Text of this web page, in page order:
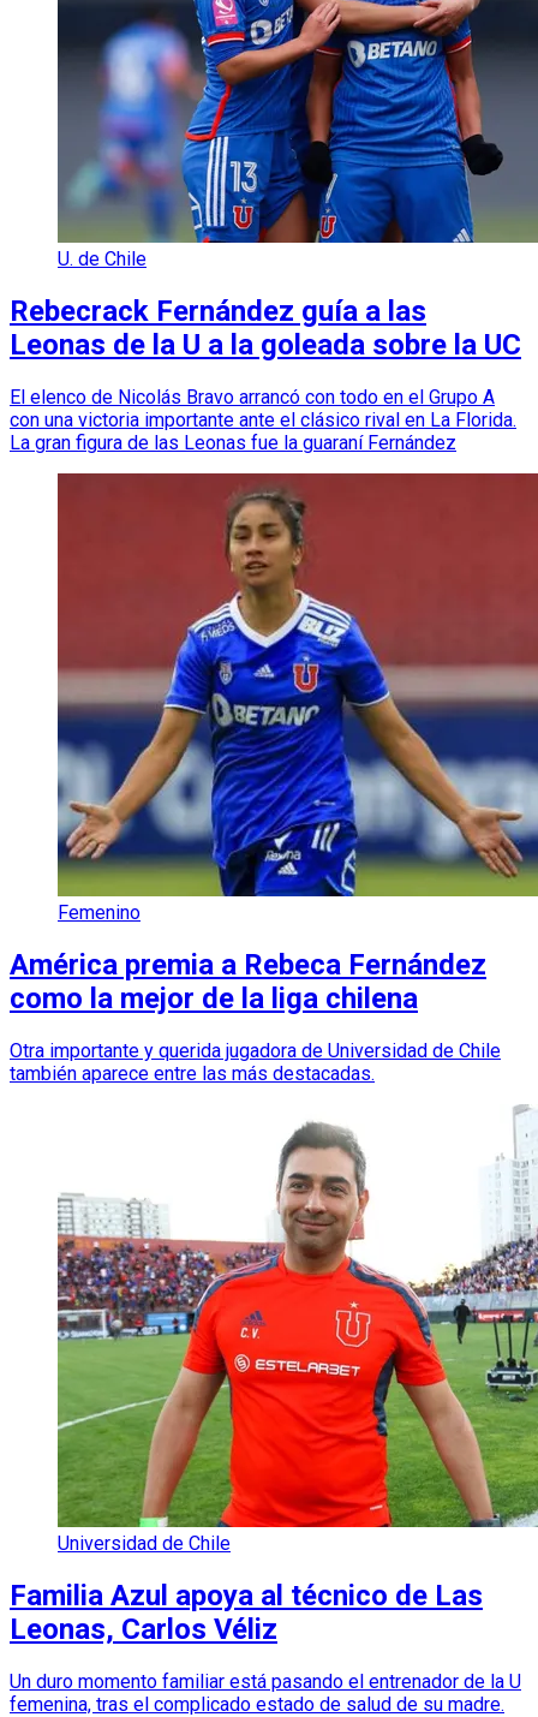
U. de Chile
Rebecrack Fernández guía a las
Leonas de la U a la goleada sobre la UC
El elenco de Nicolás Bravo arrancó con todo en el Grupo A
con una victoria importante ante el clásico rival en La Florida.
La gran figura de las Leonas fue la guaraní Fernández
Femenino
América premia a Rebeca Fernández
como la mejor de la liga chilena
Otra importante y querida jugadora de Universidad de Chile
también aparece entre las más destacadas.
Universidad de Chile
Familia Azul apoya al técnico de Las
Leonas, Carlos Véliz
Un duro momento familiar está pasando el entrenador de la U
femenina, tras el complicado estado de salud de su madre.